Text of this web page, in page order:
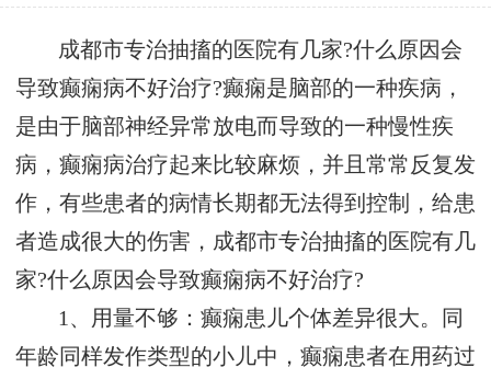
成都市专治抽搐的医院有几家?什么原因会
导致癫痫病不好治疗?癫痫是脑部的一种疾病，
是由于脑部神经异常放电而导致的一种慢性疾
病，癫痫病治疗起来比较麻烦，并且常常反复发
作，有些患者的病情长期都无法得到控制，给患
者造成很大的伤害，成都市专治抽搐的医院有几
家?什么原因会导致癫痫病不好治疗?
1、用量不够：癫痫患儿个体差异很大。同
年龄同样发作类型的小儿中，癫痫患者在用药过